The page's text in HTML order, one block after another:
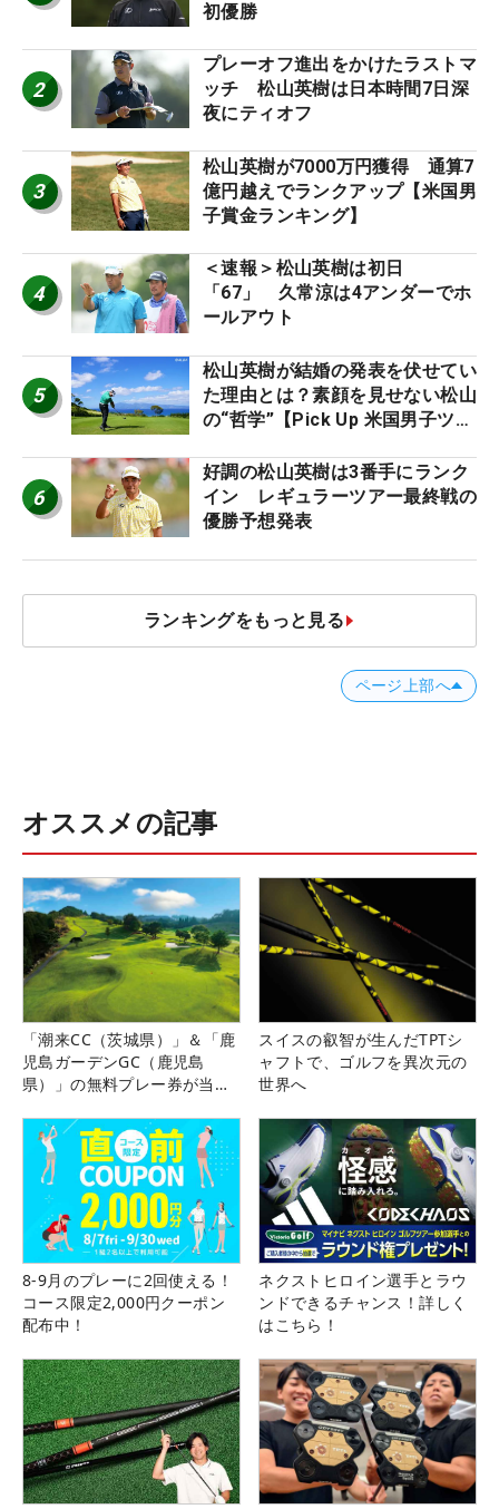
初優勝
2
プレーオフ進出をかけたラストマ
ッチ 松山英樹は日本時間7日深
夜にティオフ
3
松山英樹が7000万円獲得 通算7
億円越えでランクアップ【米国男
子賞金ランキング】
4
＜速報＞松山英樹は初日
「67」 久常涼は4アンダーでホ
ールアウト
5
松山英樹が結婚の発表を伏せてい
た理由とは？素顔を見せない松山
の“哲学”【Pick Up 米国男子ツア
6
好調の松山英樹は3番手にランク
イン レギュラーツアー最終戦の
優勝予想発表
ランキングをもっと見る
ページ上部へ
オススメの記事
「潮来CC（茨城県）」＆「鹿
児島ガーデンGC（鹿児島
県）」の無料プレー券が当た
スイスの叡智が生んだTPTシ
ャフトで、ゴルフを異次元の
世界へ
8-9月のプレーに2回使える！
コース限定2,000円クーポン
配布中！
ネクストヒロイン選手とラウ
ンドできるチャンス！詳しく
はこちら！